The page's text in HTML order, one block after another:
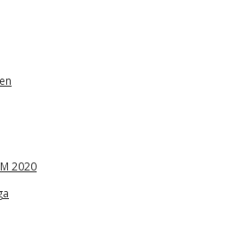
2020